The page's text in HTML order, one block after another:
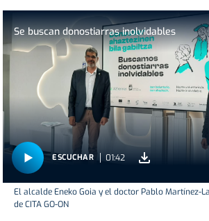
Se buscan donostiarras inolvidables
ESCUCHAR 01:42
El alcalde Eneko Goia y el doctor Pablo Martínez-
de CITA GO-ON